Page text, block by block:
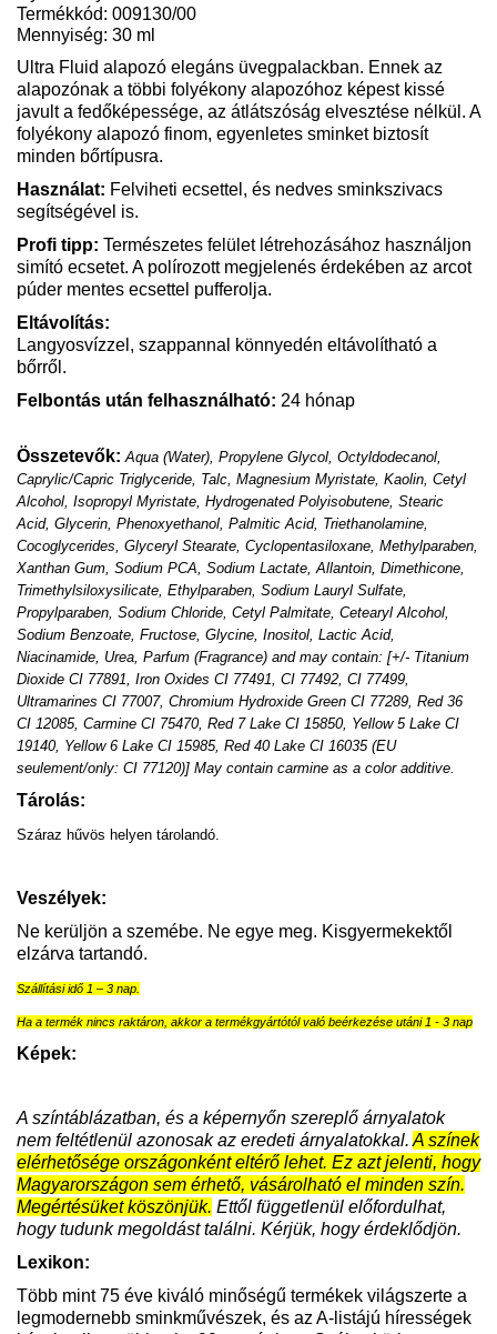
Termékkód: 009130/00
Mennyiség: 30 ml
Ultra Fluid alapozó elegáns üvegpalackban. Ennek az
alapozónak a többi folyékony alapozóhoz képest kissé
javult a fedőképessége, az átlátszóság elvesztése nélkül. A
folyékony alapozó finom, egyenletes sminket biztosít
minden bőrtípusra.
Használat: Felviheti ecsettel, és nedves sminkszivacs
segítségével is.
Profi tipp: Természetes felület létrehozásához használjon
simító ecsetet. A polírozott megjelenés érdekében az arcot
púder mentes ecsettel pufferolja.
Eltávolítás:
Langyosvízzel, szappannal könnyedén eltávolítható a
bőrről.
Felbontás után felhasználható: 24 hónap
Összetevők: Aqua (Water), Propylene Glycol, Octyldodecanol,
Caprylic/Capric Triglyceride, Talc, Magnesium Myristate, Kaolin, Cetyl
Alcohol, Isopropyl Myristate, Hydrogenated Polyisobutene, Stearic
Acid, Glycerin, Phenoxyethanol, Palmitic Acid, Triethanolamine,
Cocoglycerides, Glyceryl Stearate, Cyclopentasiloxane, Methylparaben,
Xanthan Gum, Sodium PCA, Sodium Lactate, Allantoin, Dimethicone,
Trimethylsiloxysilicate, Ethylparaben, Sodium Lauryl Sulfate,
Propylparaben, Sodium Chloride, Cetyl Palmitate, Cetearyl Alcohol,
Sodium Benzoate, Fructose, Glycine, Inositol, Lactic Acid,
Niacinamide, Urea, Parfum (Fragrance) and may contain: [+/- Titanium
Dioxide CI 77891, Iron Oxides CI 77491, CI 77492, CI 77499,
Ultramarines CI 77007, Chromium Hydroxide Green CI 77289, Red 36
CI 12085, Carmine CI 75470, Red 7 Lake CI 15850, Yellow 5 Lake CI
19140, Yellow 6 Lake CI 15985, Red 40 Lake CI 16035 (EU
seulement/only: CI 77120)] May contain carmine as a color additive.
Tárolás:
Száraz hűvös helyen tárolandó.
Veszélyek:
Ne kerüljön a szemébe. Ne egye meg. Kisgyermekektől
elzárva tartandó.
Szállítási idő 1 – 3 nap.
Ha a termék nincs raktáron, akkor a termékgyártótól való beérkezése utáni 1 - 3 nap
Képek:
A színtáblázatban, és a képernyőn szereplő árnyalatok
nem feltétlenül azonosak az eredeti árnyalatokkal. A színek
elérhetősége országonként eltérő lehet. Ez azt jelenti, hogy
Magyarországon sem érhető, vásárolható el minden szín.
Megértésüket köszönjük. Ettől függetlenül előfordulhat,
hogy tudunk megoldást találni. Kérjük, hogy érdeklődjön.
Lexikon:
Több mint 75 éve kiváló minőségű termékek világszerte a
legmodernebb sminkművészek, és az A-listájú hírességek